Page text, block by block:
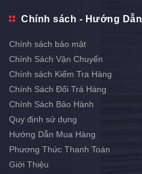
Chính sách - Hướng Dẫn
Chính sách bảo mật
Chính Sách Vận Chuyển
Chính sách Kiểm Tra Hàng
Chính Sách Đổi Trả Hàng
Chính Sách Bảo Hành
Quy định sử dụng
Hướng Dẫn Mua Hàng
Phương Thức Thanh Toán
Giới Thiệu